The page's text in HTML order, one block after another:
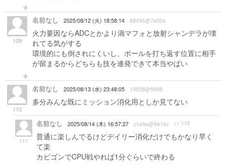
109
名前なし 2025/08/12 (火) 18:58:14 68436@7e00a
火力要因ならADCとかより渦マフォと放射シャンデラが壊
れてる気がする
環境的にも倒されにくいし、ボールを打ち返す位置に相手
が留まるからどちらも技を連発できて本当やばい
110
名前なし 2025/08/13 (水) 23:48:05 19558@5f9f8
多分みんな既にミッション消化用としか見てない
111
名前なし 2025/08/14 (木) 16:57:27 c1d4e@9414c >> 110
普通に楽しんでるけどデイリー消化だけでもかなり早く
て楽
カビゴンでCPU戦やれば1分ぐらいで終わる